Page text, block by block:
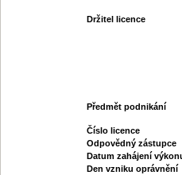
Držitel licence
Předmět podnikání
Číslo licence
Odpovědný zástupce
Datum zahájení
Den vzniku oprávnění